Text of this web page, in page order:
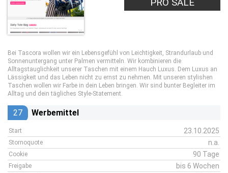
Bei Tascora wollen wir ein Lebensgefühl von Leichtigkeit, Strandurlaub und
Sonnenuntergang unter Palmen vermitteln. Wir kombinieren die
Alltagstauglichkeit unserer Taschen mit einem Hauch Luxus. Dem Luxus an
Lässigkeit und das Leben nicht zu ernst zu nehmen. Mit unseren stylishen
Taschen wollen wir Farbe in dein Leben bringen. Wir sind bunter Begleiter im
Alltag und dein tägliches Style-Statement.
27 Werbemittel
Start 23.10.2025
Stornoquote n.a.
Cookie 90 Tage
Freigabe bis 6 Wochen